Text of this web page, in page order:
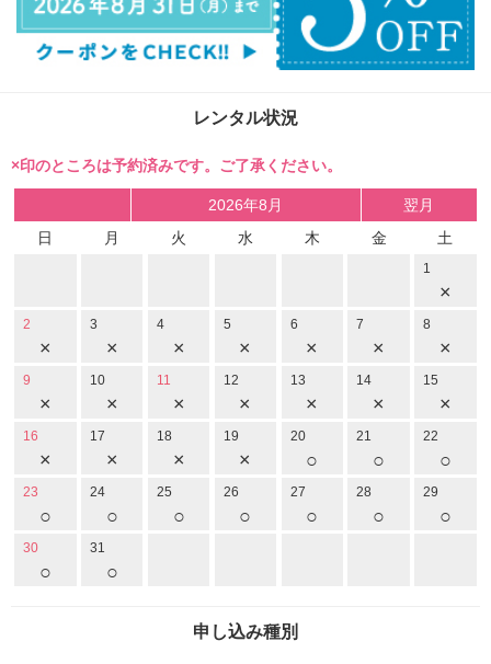
レンタル状況
×印のところは予約済みです。ご了承ください。
2026年8月
翌月
日
月 火 水 木 金 土
1
×
2
×
3
×
4
×
5
×
6
×
7
×
8
×
9
×
10
×
11
×
12
×
13
×
14
×
15
×
16
×
17
×
18
×
19
×
20
○
21
○
22
○
23
○
24
○
25
○
26
○
27
○
28
○
29
○
30
○
31
○
申し込み種別